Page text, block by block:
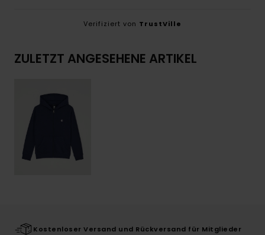
Verifiziert von TrustVille
ZULETZT ANGESEHENE ARTIKEL
Kostenloser Versand und Rückversand für Mitglieder